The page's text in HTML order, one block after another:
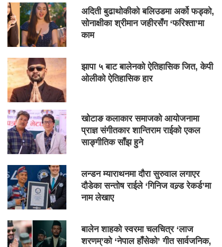
अदिती बुढाथोकीको बलिउडमा अर्को फड्को,
सोनाक्षीका श्रीमान जहीरसँग ‘फरिश्ता’मा
काम
झापा ५ बाट बालेनको ऐतिहासिक जित, केपी
ओलीको ऐतिहासिक हार
खोटाङ कलाकार समाजको आयोजनामा
प्राज्ञ संगीतकार शान्तिराम राईको एकल
साङ्गीतिक साँझ हुने
लन्डन म्याराथनमा दौरा सुरुवाल लगाएर
दौडेका सन्तोष राईले ‘गिनिज वल्र्ड रेकर्ड’मा
नाम लेखाए
बालेन शाहको स्वरमा चलचित्र ‘लाज
शरणम्’को ‘नेपाल हाँसेको’ गीत सार्वजनिक,